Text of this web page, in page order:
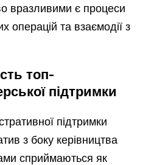
вразливими є процеси
операцій та взаємодії з
топ-
підтримки
підтримки
з боку керівництва
сприймаються як